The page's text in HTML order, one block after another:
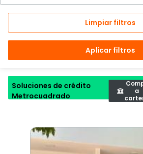
Limpiar filtros
Aplicar filtros
Soluciones de crédito
Metrocuadrado
a